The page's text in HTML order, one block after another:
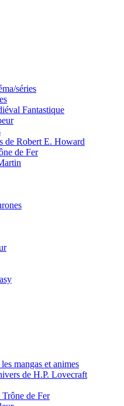
séries
Fantastique
de Robert E. Howard
de Fer
mangas et animes
de H.P. Lovecraft
de Fer